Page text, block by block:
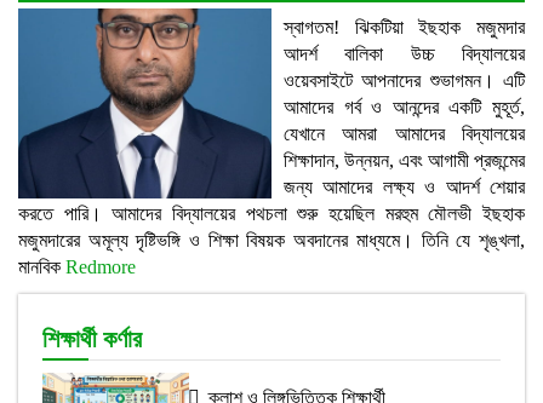
স্বাগতম! ঝিকটিয়া ইছহাক মজুমদার
আদর্শ বালিকা উচ্চ বিদ্যালয়ের
ওয়েবসাইটে আপনাদের শুভাগমন। এটি
আমাদের গর্ব ও আনন্দের একটি মুহূর্ত,
যেখানে আমরা আমাদের বিদ্যালয়ের
শিক্ষাদান, উন্নয়ন, এবং আগামী প্রজন্মের
জন্য আমাদের লক্ষ্য ও আদর্শ শেয়ার
করতে পারি। আমাদের বিদ্যালয়ের পথচলা শুরু হয়েছিল মরহুম মৌলভী ইছহাক
মজুমদারের অমূল্য দৃষ্টিভঙ্গি ও শিক্ষা বিষয়ক অবদানের মাধ্যমে। তিনি যে শৃঙ্খলা,
মানবিক Redmore
শিক্ষার্থী কর্ণার
ক্লাশ ও লিঙ্গভিত্তিক শিক্ষার্থী